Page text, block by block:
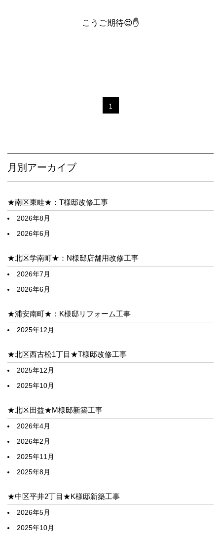
こうご期待😍✋
1
月別アーカイブ
★南区東畦★：T様邸改修工事
2026年8月
2026年6月
★北区学南町★：N様邸店舗用改修工事
2026年7月
2026年6月
★浦安南町★：K様邸リフォーム工事
2025年12月
★北区西古松1丁目★T様邸改修工事
2025年12月
2025年10月
★北区田益★M様邸新築工事
2026年4月
2026年2月
2025年11月
2025年8月
★中区平井2丁目★K様邸新築工事
2026年5月
2025年10月